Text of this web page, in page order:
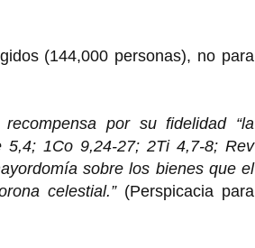
(144,000 personas), no para
por su fidelidad “la
5,4; 1Co 9,24-27; 2Ti 4,7-8; Rev
sobre los bienes que el
celestial.” (Perspicacia para